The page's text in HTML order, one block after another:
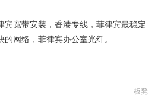
宾宽带安装，香港专线，菲律宾最稳定
网络，菲律宾办公室光纤。
板凳